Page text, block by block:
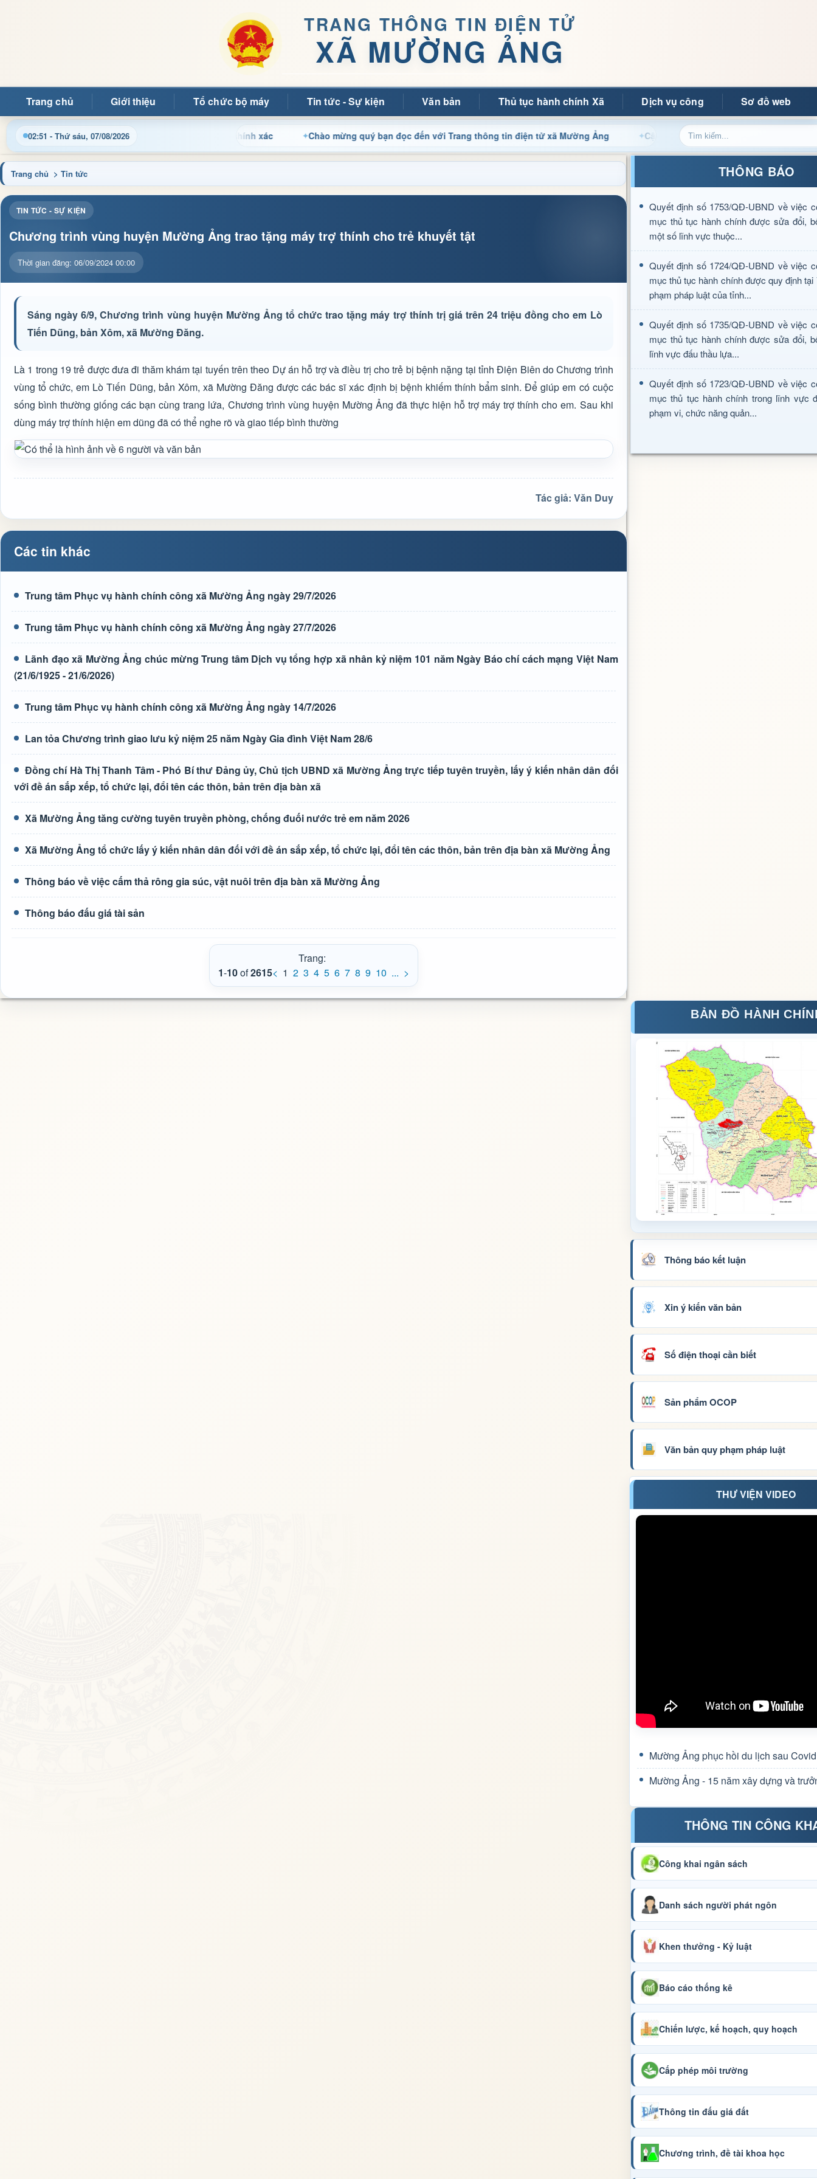
TRANG THÔNG TIN ĐIỆN TỬ
XÃ MƯỜNG ẢNG
Trang chủ Giới thiệu Tổ chức bộ máy Tin tức - Sự kiện Văn bản Thủ tục hành chính Xã Dịch vụ công Sơ đồ web
02:51 - Thứ sáu, 07/08/2026
chính và tin tức địa phương nhanh chóng, chính xác Chào mừng quý bạn đọc đến với Trang thông tin điện tử xã Mường Ảng Cập nhật thông tin điều hành, thủ tục hành
Trang chủ > Tin tức
TIN TỨC - SỰ KIỆN
Chương trình vùng huyện Mường Ảng trao tặng máy trợ thính cho trẻ khuyết tật
Thời gian đăng: 06/09/2024 00:00
Sáng ngày 6/9, Chương trình vùng huyện Mường Ảng tổ chức trao tặng máy trợ thính trị giá trên 24 triệu đồng cho em Lò
Tiến Dũng, bản Xôm, xã Mường Đăng.
Là 1 trong 19 trẻ được đưa đi thăm khám tại tuyến trên theo Dự án hỗ trợ và điều trị cho trẻ bị bệnh nặng tại tỉnh Điện Biên do Chương trình
vùng tổ chức, em Lò Tiến Dũng, bản Xôm, xã Mường Đăng được các bác sĩ xác định bị bệnh khiếm thính bẩm sinh.Để giúp em có cuộc
sống bình thường giống các bạn cùng trang lứa, Chương trình vùng huyện Mường Ảng đã thực hiện hỗ trợ máy trợ thính cho em. Sau khi
dùng máy trợ thính hiện em dũng đã có thể nghe rõ và giao tiếp bình thường
Tác giả: Văn Duy
Các tin khác
Trung tâm Phục vụ hành chính công xã Mường Ảng ngày 29/7/2026
Trung tâm Phục vụ hành chính công xã Mường Ảng ngày 27/7/2026
Lãnh đạo xã Mường Ảng chúc mừng Trung tâm Dịch vụ tổng hợp xã nhân kỷ niệm 101 năm Ngày Báo chí cách mạng Việt Nam
(21/6/1925 - 21/6/2026)
Trung tâm Phục vụ hành chính công xã Mường Ảng ngày 14/7/2026
Lan tỏa Chương trình giao lưu kỷ niệm 25 năm Ngày Gia đình Việt Nam 28/6
Đồng chí Hà Thị Thanh Tâm - Phó Bí thư Đảng ủy, Chủ tịch UBND xã Mường Ảng trực tiếp tuyên truyền, lấy ý kiến nhân dân đối
với đề án sắp xếp, tổ chức lại, đổi tên các thôn, bản trên địa bàn xã
Xã Mường Ảng tăng cường tuyên truyền phòng, chống đuối nước trẻ em năm 2026
Xã Mường Ảng tổ chức lấy ý kiến nhân dân đối với đề án sắp xếp, tổ chức lại, đổi tên các thôn, bản trên địa bàn xã Mường Ảng
Thông báo về việc cấm thả rông gia súc, vật nuôi trên địa bàn xã Mường Ảng
Thông báo đấu giá tài sản
Trang:
1-10of2615< 1 2 3 4 5 6 7 8 9 10 ... >
THÔNG BÁO
Quyết định số 1753/QĐ-UBND về việc
mục thủ tục hành chính được sửa đổi,
một số lĩnh vực thuộc...
Quyết định số 1724/QĐ-UBND về việc
mục thủ tục hành chính được quy định tại
phạm pháp luật của tỉnh...
Quyết định số 1735/QĐ-UBND về việc
mục thủ tục hành chính được sửa đổi,
lĩnh vực đấu thầu lựa...
Quyết định số 1723/QĐ-UBND về việc
mục thủ tục hành chính trong lĩnh vực
phạm vi, chức năng quản...
BẢN ĐỒ HÀNH
Thông báo kết luận
Xin ý kiến văn bản
Số điện thoại cần biết
Sản phẩm OCOP
Văn bản quy phạm pháp luật
THƯ VIỆN VIDEO
Mường Ảng phục hồi du lịch sau
Mường Ảng - 15 năm xây dựng và
THÔNG TIN CÔNG
Công khai ngân sách
Danh sách người phát ngôn
Khen thưởng - Kỷ luật
Báo cáo thống kê
Chiến lược, kế hoạch, quy hoạch
Cấp phép môi trường
Thông tin đấu giá đất
Chương trình, đề tài khoa học